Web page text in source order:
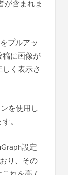
が含まれま
プルアッ
に画像が
く表示さ
を使用し
。
設定
り、その